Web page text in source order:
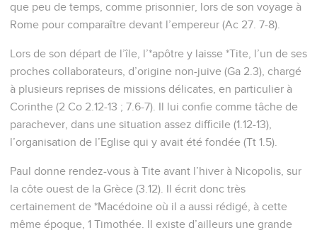
que peu de temps, comme prisonnier, lors de son voyage à
Rome pour comparaître devant l’empereur (Ac 27. 7-8).
Lors de son départ de l’île, l’*apôtre y laisse *Tite, l’un de ses
proches collaborateurs, d’origine non-juive (Ga 2.3), chargé
à plusieurs reprises de missions délicates, en particulier à
Corinthe (2 Co 2.12-13 ; 7.6-7). Il lui confie comme tâche de
parachever, dans une situation assez difficile (1.12-13),
l’organisation de l’Eglise qui y avait été fondée (Tt 1.5).
Paul donne rendez-vous à Tite avant l’hiver à Nicopolis, sur
la côte ouest de la Grèce (3.12). Il écrit donc très
certainement de *Macédoine où il a aussi rédigé, à cette
même époque, 1 Timothée. Il existe d’ailleurs une grande